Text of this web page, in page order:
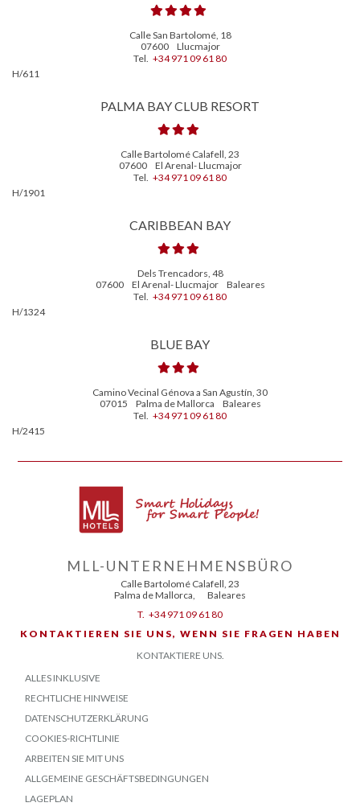
Calle San Bartolomé, 18
07600
Llucmajor
Tel. +34 971 09 61 80
H/611
PALMA BAY CLUB RESORT
Calle Bartolomé Calafell, 23
07600
El Arenal- Llucmajor
Tel. +34 971 09 61 80
H/1901
CARIBBEAN BAY
Dels Trencadors, 48
07600
El Arenal- Llucmajor
Baleares
Tel. +34 971 09 61 80
H/1324
BLUE BAY
Camino Vecinal Génova a San Agustín, 30
07015
Palma de Mallorca
Baleares
Tel. +34 971 09 61 80
H/2415
MLL-UNTERNEHMENSBÜRO
Calle Bartolomé Calafell, 23
Palma de Mallorca
Baleares
T. +34 971 09 61 80
KONTAKTIEREN SIE UNS, WENN SIE FRAGEN HABEN
KONTAKTIERE UNS.
ALLES INKLUSIVE
RECHTLICHE HINWEISE
DATENSCHUTZERKLÄRUNG
COOKIES-RICHTLINIE
ARBEITEN SIE MIT UNS
ALLGEMEINE GESCHÄFTSBEDINGUNGEN
LAGEPLAN